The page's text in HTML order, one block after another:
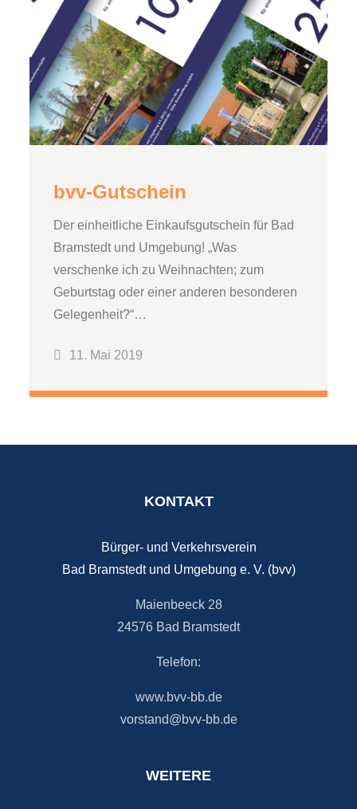
bvv-Gutschein
Der einheitliche Einkaufsgutschein für Bad
Bramstedt und Umgebung! „Was
verschenke ich zu Weihnachten; zum
Geburtstag oder einer anderen besonderen
Gelegenheit?“…
11. Mai 2019
KONTAKT
Bürger- und Verkehrsverein
Bad Bramstedt und Umgebung e. V. (bvv)
Maienbeeck 28
24576 Bad Bramstedt
Telefon:
www.bvv-bb.de
vorstand@bvv-bb.de
WEITERE